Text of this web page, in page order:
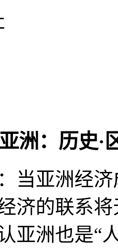
洲：历史·
当亚洲经
济的联系
亚洲也是“